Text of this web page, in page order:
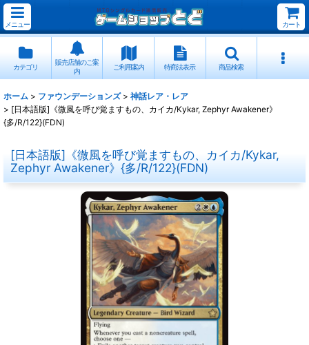
メニュー カート
カテゴリ
販売店舗のご案
内
ご利用案内 特商法表示 商品検索
ホーム > ファウンデーションズ > 神話レア・レア
> [日本語版]《微風を呼び覚ますもの、カイカ/Kykar, Zephyr Awakener》
{多/R/122}(FDN)
[日本語版]《微風を呼び覚ますもの、カイカ/Kykar,
Zephyr Awakener》{多/R/122}(FDN)